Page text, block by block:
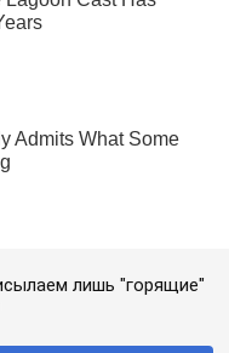
лишь "горящие"